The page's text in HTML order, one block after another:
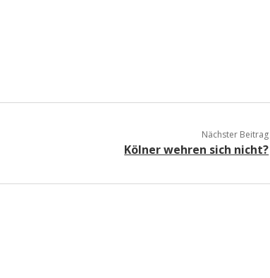
d
Nächster Beitrag
Kölner wehren sich nicht?